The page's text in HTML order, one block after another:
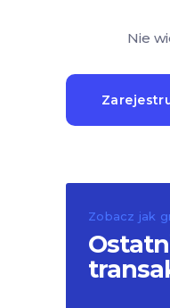
Nie
Zobacz jak